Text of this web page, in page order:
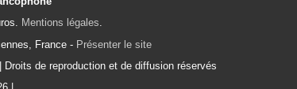
Mentions légales.
France - Présenter le site
de reproduction et de diffusion réservés